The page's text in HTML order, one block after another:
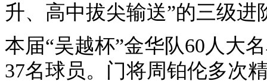
升、高中拔尖输送”的三级进
本届“吴越杯”金华队60人大
37名球员。门将周铂伦多次